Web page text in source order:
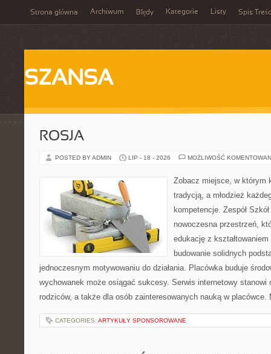
Strona główna Archiwum Błędy Kategorie Listy Spis
SZANSA
ROSJA
POSTED BY ADMIN LIP - 18 - 2026 MOŻLIWOŚĆ
Zobacz miejsce, w którym
tradycją, a młodzież
kompetencje. Zespół
nowoczesna przestrzeń,
edukację z
budowanie solidnych
jednoczesnym motywowaniu do działania. Placówka buduje
wychowanek może osiągać sukcesy. Serwis internetowy stanowi
rodziców, a także dla osób zainteresowanych nauką w
CATEGORIES: ARTYKUŁY SPONSOROWANE